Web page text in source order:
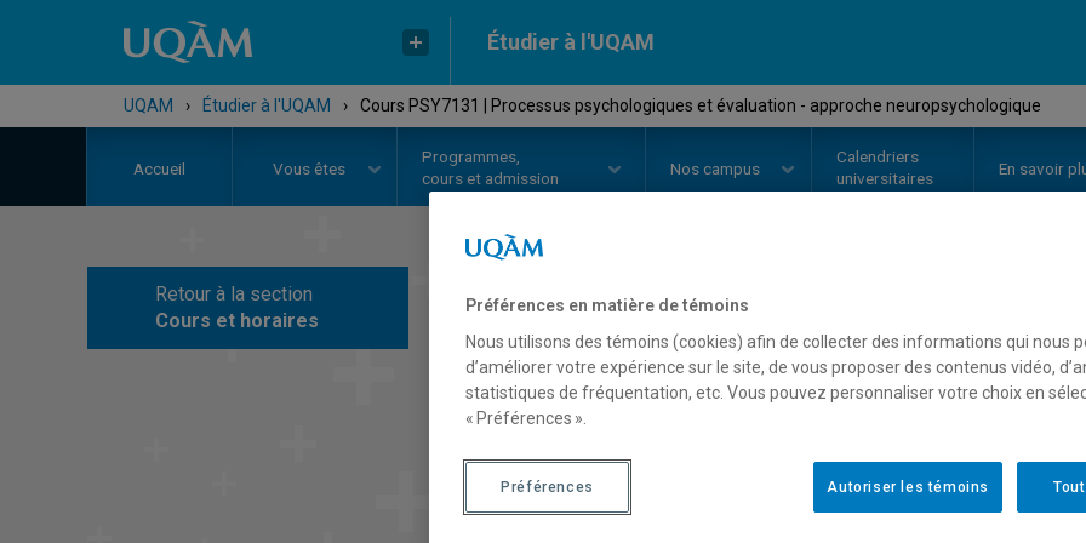
Étudier à l'UQAM
UQAM › Étudier à l'UQAM › Cours PSY7131 | Processus psychologiques et évaluation - approche neuropsychologique
Accueil Vous êtes
Programmes,
cours et admission
Nos campus
Calendriers
universitaires
En savoir
Retour à la section
Cours et horaires
COURS// PSY7131
Processus
évaluation - approche
Description Horaire - Été 2026
Préférences en matière de témoins
Nous utilisons des témoins (cookies) afin de collecter des informations qui nous
d’améliorer votre expérience sur le site, de vous proposer des contenus vidéo,
statistiques de fréquentation, etc. Vous pouvez personnaliser votre choix en
« Préférences ».
Autoriser les témoins
Préférences